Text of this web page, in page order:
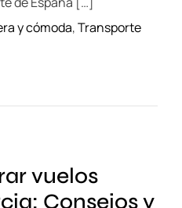
y cómoda,Transporte
vuelos
Consejos y